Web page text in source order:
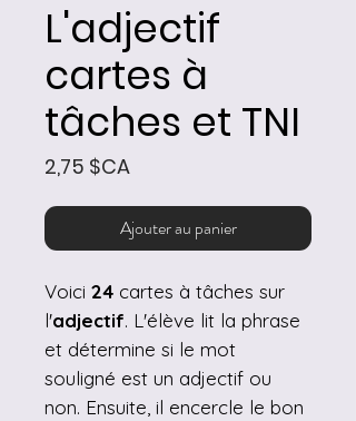
L'adjectif
cartes à
tâches et TNI
2,75 $CAPrix
Ajouter au panier
Voici 24 cartes à tâches sur
l'adjectif. L'élève lit la phrase
et détermine si le mot
souligné est un adjectif ou
non. Ensuite, il encercle le bon